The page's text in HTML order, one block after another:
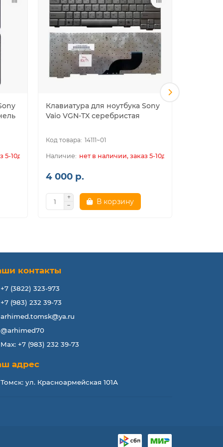
5-10дн.
Клавиатура для ноутбука Sony
Vaio VGN-TX серебристая
14111~01
нет в наличии, заказ 5-10дн.
4 000 р.
В корзину
контакты
+7 (3822) 323-973
+7 (983) 232 39-73
arhimed.tomsk@ya.ru
@arhimed70
Max: +7 (983) 232 39-73
адрес
Томск: ул. Красноармейская 101А